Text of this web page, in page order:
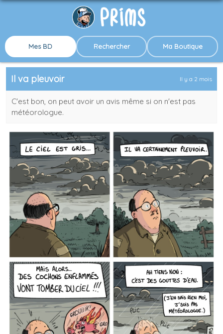
Mes BD Rechercher Ma Boutique
Il va pleuvoir Il y a 2 mois
C'est bon, on peut avoir un avis même si on n'est pas
météorologue.